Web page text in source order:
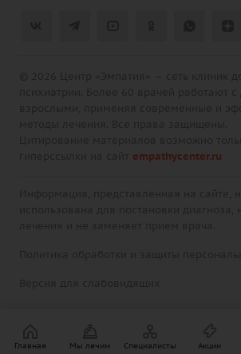
empathycenter.ru
Главная Мы лечим Специалисты Акции